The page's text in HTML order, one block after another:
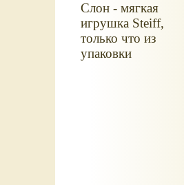
Слон - мягкая
игрушка Steiff,
только что из
упаковки